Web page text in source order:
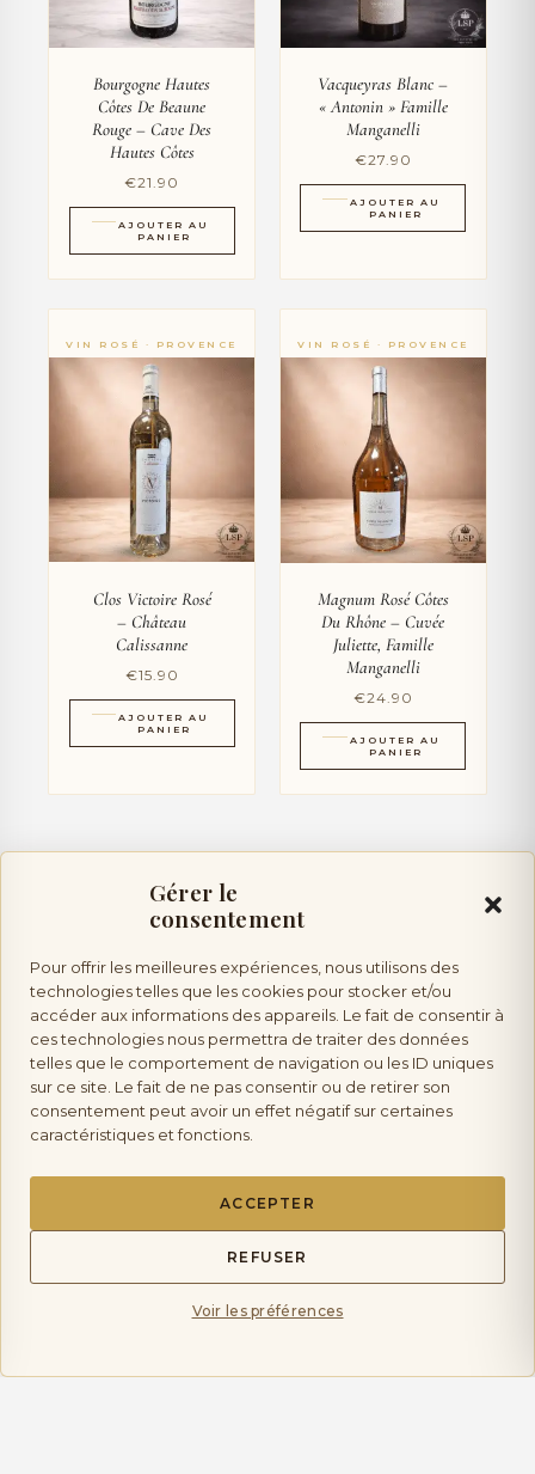
Gérer le
consentement
Pour offrir les meilleures expériences, nous utilisons des
technologies telles que les cookies pour stocker et/ou
accéder aux informations des appareils. Le fait de consentir à
ces technologies nous permettra de traiter des données
telles que le comportement de navigation ou les ID uniques
sur ce site. Le fait de ne pas consentir ou de retirer son
consentement peut avoir un effet négatif sur certaines
caractéristiques et fonctions.
ACCEPTER
REFUSER
Voir les préférences
Bourgogne Hautes
Côtes De Beaune
Rouge – Cave Des
Hautes Côtes
€21.90
AJOUTER AU
PANIER
Vacqueyras Blanc –
« Antonin » Famille
Manganelli
€27.90
AJOUTER AU
PANIER
Clos Victoire Rosé
– Château
Calissanne
€15.90
AJOUTER AU
PANIER
Magnum Rosé Côtes
Du Rhône – Cuvée
Juliette, Famille
Manganelli
€24.90
AJOUTER AU
PANIER
Vente d’alcool :l’abus d’alcool est dangereux pour la
santé, à consommer avec modération. Vente interdite aux mineurs.
Les Saveurs de Provence
Provence | tous droits réservés.
Mentions Légales